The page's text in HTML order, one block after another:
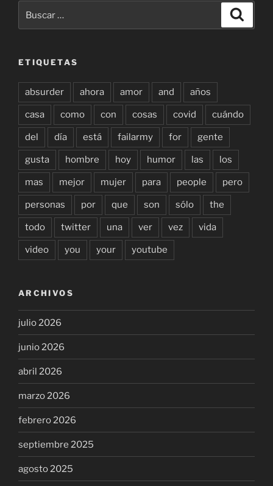
ETIQUETAS
absurder ahora amor and años
casa como con cosas covid cuándo
del día está failarmy for gente
gusta hombre hoy humor las los
mas mejor mujer para people pero
personas por que son sólo the
todo twitter una ver vez vida
video you your youtube
ARCHIVOS
julio 2026
junio 2026
abril 2026
marzo 2026
febrero 2026
septiembre 2025
agosto 2025